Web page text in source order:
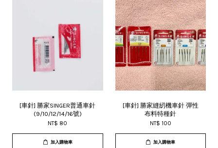
[車針] 勝家SINGER普通車針
(9/10/12/14/16號)
NT$ 80
加入購物車
[車針] 勝家縫紉機車針 彈性
布料特種針
NT$ 100
加入購物車